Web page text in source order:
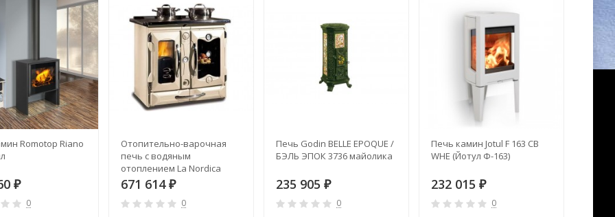
Romotop Riano
₽
0
Отопительно-варочная
печь с водяным
отоплением La Nordica
TERMOSUPREMA Компакт
671 614 ₽
0
Печь Godin BELLE EPOQUE /
БЭЛЬ ЭПОК 3736 майолика
235 905 ₽
0
Печь камин Jotul F 163 CB
WHE (Йотул Ф-163)
232 015 ₽
0